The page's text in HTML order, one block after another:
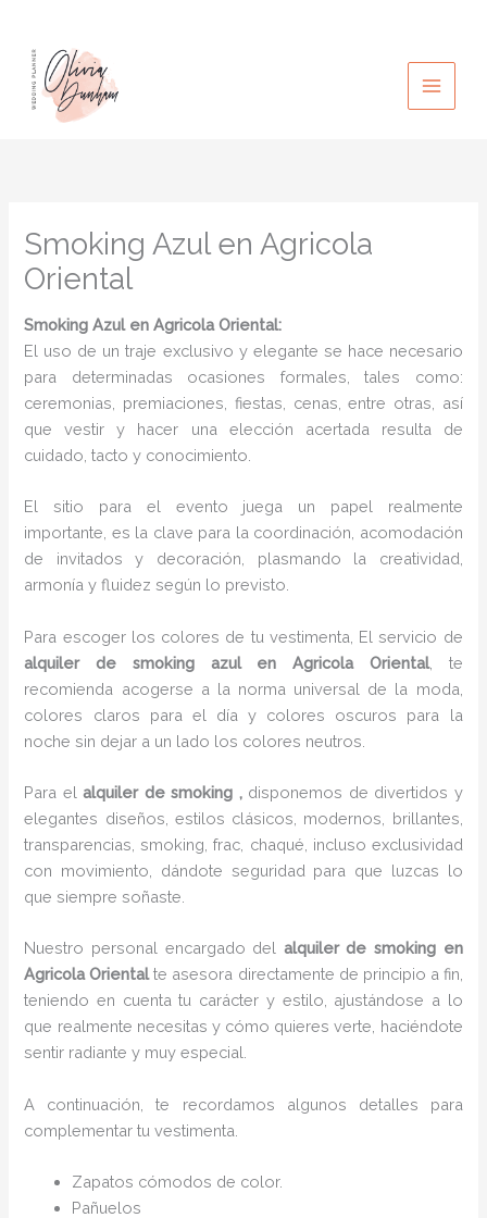
contenido
Smoking Azul en Agricola
Oriental
Smoking Azul en Agricola Oriental:
El uso de un traje exclusivo y elegante se hace necesario
para determinadas ocasiones formales, tales como:
ceremonias, premiaciones, fiestas, cenas, entre otras, así
que vestir y hacer una elección acertada resulta de
cuidado, tacto y conocimiento.
El sitio para el evento juega un papel realmente
importante, es la clave para la coordinación, acomodación
de invitados y decoración, plasmando la creatividad,
armonía y fluidez según lo previsto.
Para escoger los colores de tu vestimenta, El servicio de
alquiler de smoking azul en Agricola Oriental, te
recomienda acogerse a la norma universal de la moda,
colores claros para el día y colores oscuros para la
noche sin dejar a un lado los colores neutros.
Para elalquiler de smoking , disponemos de divertidos y
elegantes diseños, estilos clásicos, modernos, brillantes,
transparencias, smoking, frac, chaqué, incluso exclusividad
con movimiento, dándote seguridad para que luzcas lo
que siempre soñaste.
Nuestro personal encargado del alquiler de smoking en
Agricola Orientalte asesora directamente de principio a fin,
teniendo en cuenta tu carácter y estilo, ajustándose a lo
que realmente necesitas y cómo quieres verte, haciéndote
sentir radiante y muy especial.
A continuación, te recordamos algunos detalles para
complementar tu vestimenta.
Zapatos cómodos de color.
Pañuelos